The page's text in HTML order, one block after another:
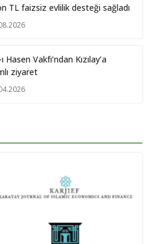
TL faizsiz evlilik desteği sağladı
Hasen Vakfı’ndan Kızılay’a
ziyaret